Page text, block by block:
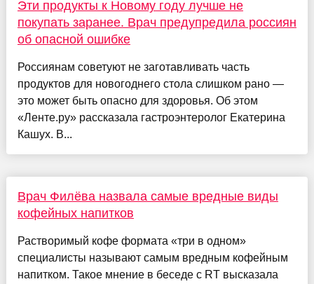
Эти продукты к Новому году лучше не
покупать заранее. Врач предупредила россиян
об опасной ошибке
Россиянам советуют не заготавливать часть
продуктов для новогоднего стола слишком рано —
это может быть опасно для здоровья. Об этом
«Ленте.ру» рассказала гастроэнтеролог Екатерина
Кашух. В...
Врач Филёва назвала самые вредные виды
кофейных напитков
Растворимый кофе формата «три в одном»
специалисты называют самым вредным кофейным
напитком. Такое мнение в беседе с RT высказала